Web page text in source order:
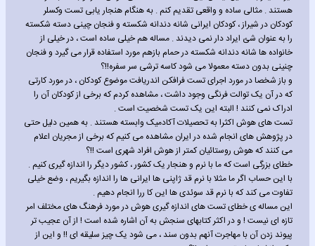
هستند . مثالی ساده و واقعی تقدیم کنم . به هنگام هنجار یابی تست وکسلر
کودکان در شیراز ، کودکان ایرانی شانه دندانه شکسته و فنجان چینی دسته شکسته
را به عنوان شئ ایراد دار نمی دیدند . مساله هم خیلی ساده است ، در خیلی از
خانواده ها شانه دندانه شکسته در حمام بازهم مورد استفاده قرار می گیرد و فنجان
چنینی بدون دسته معمولا می شود کاسه ترشی سر سفره!!؟
و باز شخصا در مورد اجرای تست فرافکن اندریافت موضوع کودکان ، در مورد کارتی
که در آن یک توالت فرنگی وجود داشت ، مشاهده کردم که برخی از کودکان آن را
ادراک نمی کنند ! البته این یک تست شخصیت است .
تست های هوش اکثرا به تحصیلات آکادمیک وابسته هستند . به همین دلیل حتی
در پژوهش های انجام شده در ایران مشاهده می کنیم که برخی از مجریان اعلام
می کنند که هوش روستائیان کمتر از هوش افراد شهری است !!؟
خطای بزرگی است که ما با نرم و هنجار یک کشور ، کشور دیگر را اندازه گیری کنیم .
با این حساب اگر ما مثلا با نرم قد ژاپنی ها ایرانی ها را اندازه بگیریم ، وضع خیلی
تفاوت می کند که با نرم قد سوئدی ها این کا ررا انجام دهیم .
این مساله ی خطای تست های اندازه گیری هوش در مورد فرهنگ های مختلف امر
تازه ای نیست ! و در اکثر کتابهای سنجش به آن اشاره شده است ! از آن عجیب تر
پیوند زدن آن با مهاجرت آنهم بدون سند ، می شود یک چیز سلیقه ای !! و این از